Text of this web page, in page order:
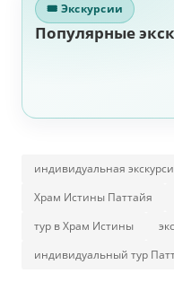
🎟 Экскурсии
Популярные
индивидуальная
Храм Истины Паттайя
тур в Храм Истины
индивидуальный тур